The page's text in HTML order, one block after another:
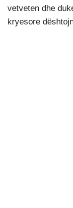
vetveten dhe
kryesore